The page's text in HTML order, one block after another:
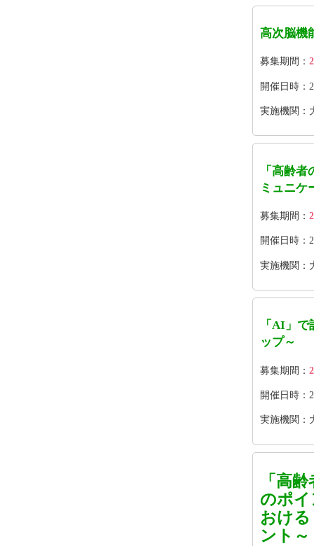
高次脳機
募集期間：
開催日時：
実施機関：
「高齢
ミュニケ
募集期間：
開催日時：
実施機関：
「AI」
ップ～
募集期間：
開催日時：
実施機関：
「高
のポ
おけ
ント～